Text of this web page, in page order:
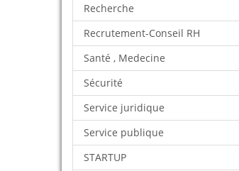
Recherche
Recrutement-Conseil RH
Santé , Medecine
Sécurité
Service juridique
Service publique
STARTUP